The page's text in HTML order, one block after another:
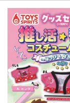
ログイン
入荷ス
カプセル
カプセルト